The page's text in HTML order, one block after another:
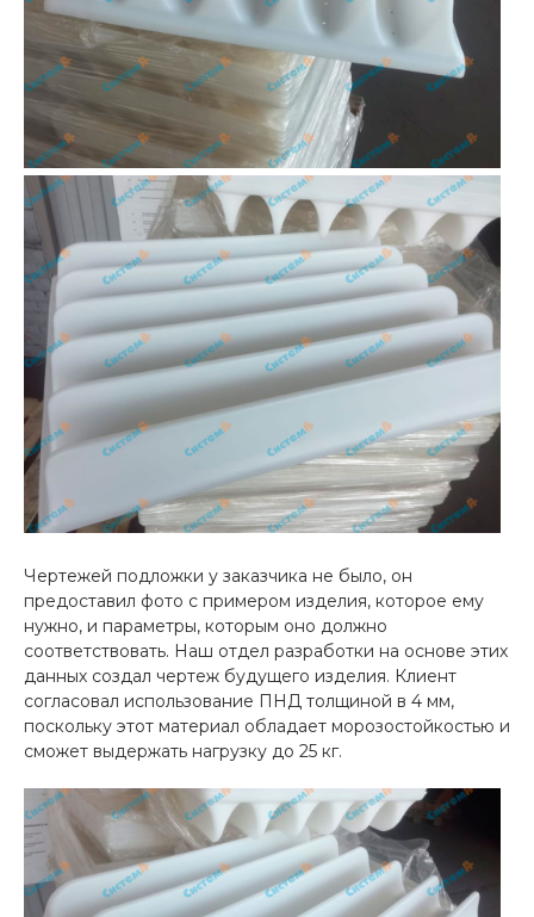
Чертежей подложки у заказчика не было, он
предоставил фото с примером изделия, которое ему
нужно, и параметры, которым оно должно
соответствовать. Наш отдел разработки на основе этих
данных создал чертеж будущего изделия. Клиент
согласовал использование ПНД толщиной в 4 мм,
поскольку этот материал обладает морозостойкостью и
сможет выдержать нагрузку до 25 кг.